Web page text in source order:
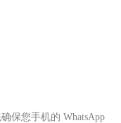
保您手机的 WhatsApp